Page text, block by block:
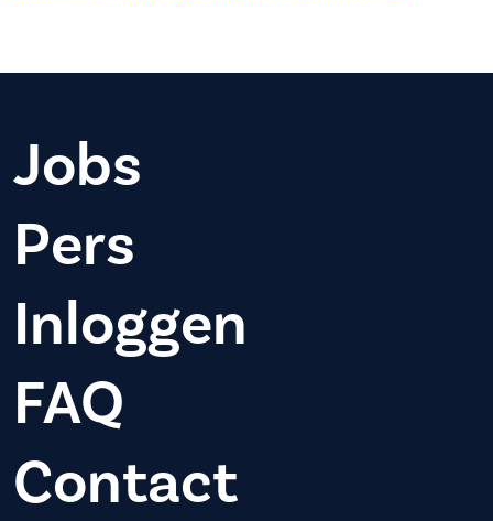
Jobs
Pers
Inloggen
FAQ
Contact